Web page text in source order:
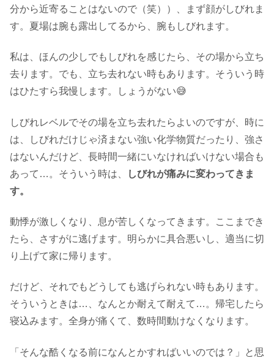
分から近寄ることはないので（笑））、まず顔がしびれま
す。夏場は腕も露出してるから、腕もしびれます。
私は、ほんの少しでもしびれを感じたら、その場から立ち
去ります。でも、立ち去れない時もあります。そういう時
はひたすら我慢します。しょうがない😅
しびれレベルでその場を立ち去れたらよいのですが、時に
は、しびれだけじゃ済まない強い化学物質だったり、強さ
はないんだけど、長時間一緒にいなければいけない場合も
あって…。そういう時は、
しびれが痛みに変わってきま
す。
動悸が激しくなり、息が苦しくなってきます。ここまでき
たら、さすがに逃げます。明らかに具合悪いし、適当に切
り上げて家に帰ります。
だけど、それでもどうしても逃げられない時もあります。
そういうときは…、なんとか耐えて耐えて…。帰宅したら
寝込みます。全身が痛くて、数時間動けなくなります。
「そんな酷くなる前になんとかすればいいのでは？」と思